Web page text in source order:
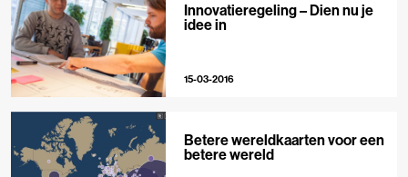
Innovatieregeling – Dien nu je
idee in
15-03-2016
Betere wereldkaarten voor een
betere wereld